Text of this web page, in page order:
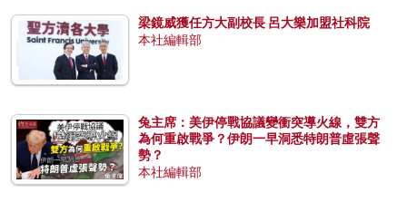
梁鏡威獲任方大副校長 呂大樂加盟社科院
本社編輯部
兔主席：美伊停戰協議變衝突導火線，雙方
為何重啟戰爭？伊朗一早洞悉特朗普虛張聲
勢？
本社編輯部